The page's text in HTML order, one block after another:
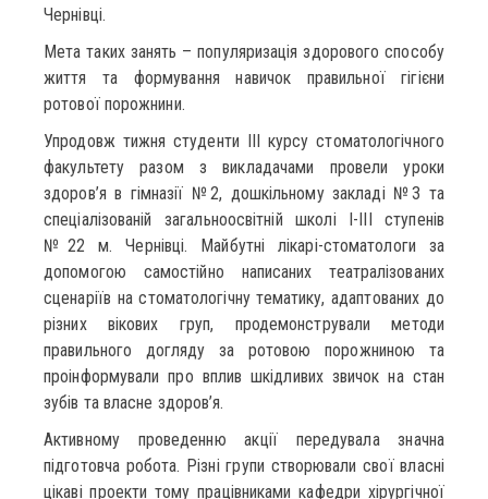
Чернівці.
Мета таких занять – популяризація здорового способу
життя та формування навичок правильної гігієни
ротової порожнини.
Упродовж тижня студенти ІІІ курсу стоматологічного
факультету разом з викладачами провели уроки
здоров’я в гімназії №2, дошкільному закладі №3 та
спеціалізованій загальноосвітній школі І-ІІІ ступенів
№22 м. Чернівці. Майбутні лікарі-стоматологи за
допомогою самостійно написаних театралізованих
сценаріїв на стоматологічну тематику, адаптованих до
різних вікових груп, продемонстрували методи
правильного догляду за ротовою порожниною та
проінформували про вплив шкідливих звичок на стан
зубів та власне здоров’я.
Активному проведенню акції передувала значна
підготовча робота. Різні групи створювали свої власні
цікаві проекти тому працівниками кафедри хірургічної